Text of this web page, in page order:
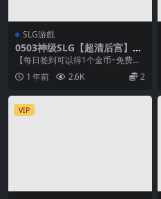
SLG游戲
0503神级SLG【超清后宫】问
题大学~大学里的麻烦~Univer
sity of Problems v1.6.5 Ext
ended【官中无码】
【每日签到可以得1个金币~免费兑
换1个游戏】 ①把后缀名为.zip1改
为zip和...
1 年前 2.6K 2
VIP